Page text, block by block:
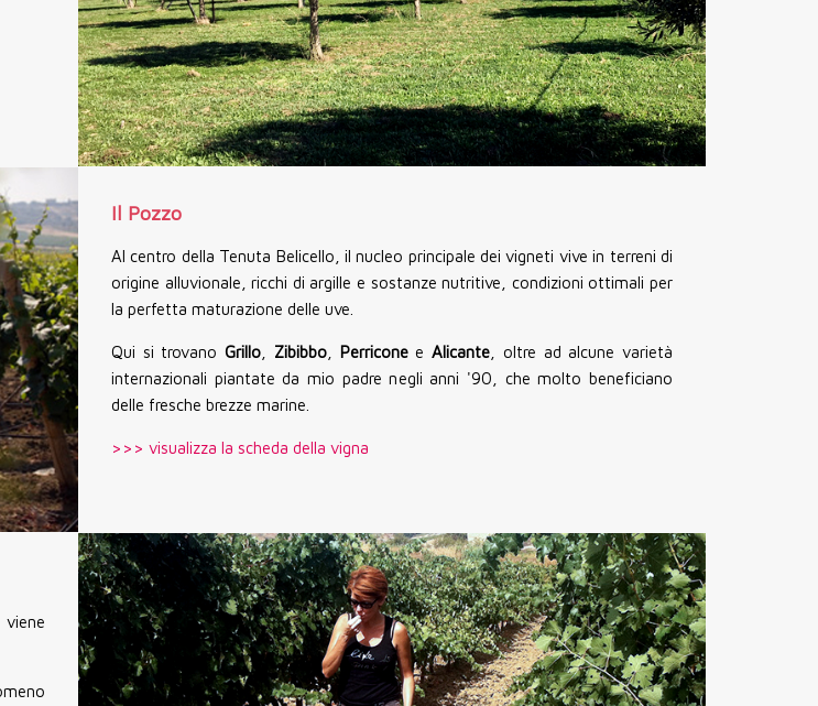
Il Pozzo
Al centro della Tenuta Belicello, il nucleo principale dei vigneti vive in terreni di
origine alluvionale, ricchi di argille e sostanze nutritive, condizioni ottimali per
la perfetta maturazione delle uve.
Qui si trovanoGrillo Zibibbo, PerriconeeAlicante , oltre ad alcune varietà
internazionali piantate da mio padre negli anni '90, che molto beneficiano
delle fresche brezze marine.
>>> visualizza la scheda della vigna
viene